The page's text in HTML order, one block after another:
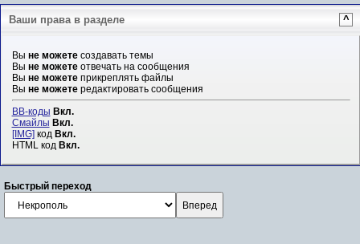
Ваши права в разделе ^
Вы не можетесоздавать темы
Вы не можетеотвечать на сообщения
Вы не можетеприкреплять файлы
Вы не можетередактировать сообщения
BB-коды Вкл.
Смайлы Вкл.
[IMG]код Вкл.
HTML код Вкл.
Быстрый переход